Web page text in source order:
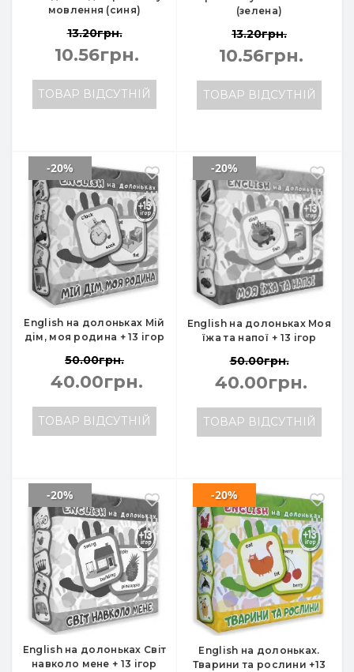
мовлення (синя)
13.20грн.
10.56грн.
ТОВАР ВІДСУТНІЙ
(зелена)
13.20грн.
10.56грн.
ТОВАР ВІДСУТНІЙ
English на долоньках Мій
дім, моя родина + 13 ігор
-20%
50.00грн.
40.00грн.
ТОВАР ВІДСУТНІЙ
English на долоньках Моя
їжа та напої + 13 ігор
-20%
50.00грн.
40.00грн.
ТОВАР ВІДСУТНІЙ
English на долоньках Світ
навколо мене + 13 ігор
-20%
English на долоньках.
Тварини та рослини +13
-20%